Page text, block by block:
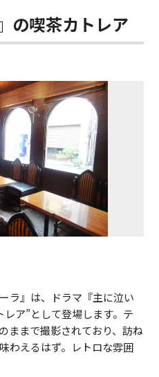
の喫茶カトレア
ラ』は、ドラマ『主に泣い
ア”として登場します。テ
ままで撮影されており、訪ね
わえるはず。レトロな雰囲